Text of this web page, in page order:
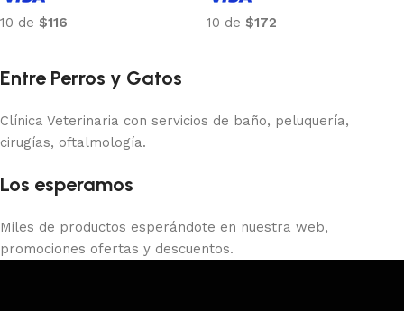
10 de $116 10 de $172
Entre Perros y Gatos
Clínica Veterinaria con servicios de baño, peluquería,
cirugías, oftalmología.
Los esperamos
Miles de productos esperándote en nuestra web,
promociones ofertas y descuentos.